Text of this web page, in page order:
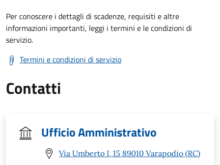
Per conoscere i dettagli di scadenze, requisiti e altre
informazioni importanti, leggi i termini e le condizioni di
servizio.
Termini e condizioni di servizio
Contatti
Ufficio Amministrativo
Via Umberto I, 15 89010 Varapodio (RC)